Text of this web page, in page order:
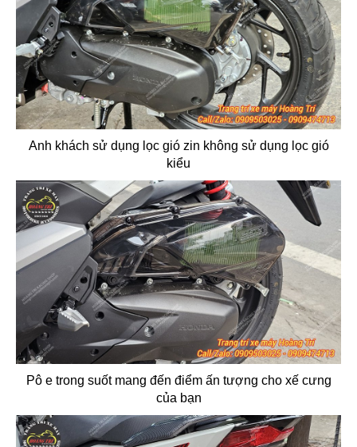
Anh khách sử dụng lọc gió zin không sử dụng lọc gió
kiểu
Pô e trong suốt mang đến điểm ấn tượng cho xế cưng
của bạn